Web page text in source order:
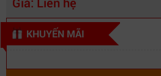
thực tế
KHUYẾN MÃI